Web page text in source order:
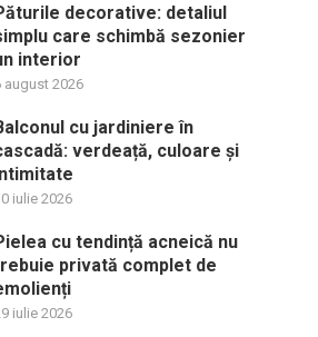
decorative: detaliul
care schimbă sezonier
interior
august 2026
cu jardiniere în
verdeață, culoare și
iulie 2026
cu tendință acneică nu
privată complet de
iulie 2026